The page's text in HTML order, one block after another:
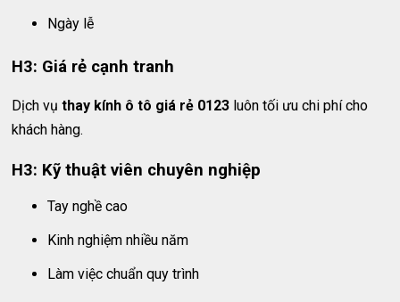
Ngày lễ
H3: Giá rẻ cạnh tranh
Dịch vụthay kính ô tô giá rẻ 0123 luôn tối ưu chi phí cho
khách hàng.
H3: Kỹ thuật viên chuyên nghiệp
Tay nghề cao
Kinh nghiệm nhiều năm
Làm việc chuẩn quy trình